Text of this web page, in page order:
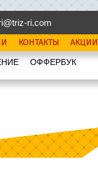
ri.com
КОНТАКТЫ АКЦИИ
OФФЕРБУК